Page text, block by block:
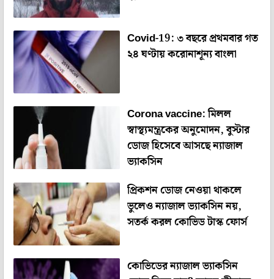
Covid-19: ৩ বছরে প্রথমবার গত
২৪ ঘণ্টায় করোনাশূন্য বাংলা
Corona vaccine: মিলল
স্বাস্থ্যমন্ত্রকের অনুমোদন, বুস্টার
ডোজ হিসেবে আসছে ন্যাজাল
ভ্যাকসিন
প্রিকশন ডোজ নেওয়া থাকলে
ভুলেও ন্যাজাল ভ্যাকসিন নয়,
সতর্ক করল কোভিড টাস্ক ফোর্স
কোভিডের ন্যাজাল ভ্যাকসিন